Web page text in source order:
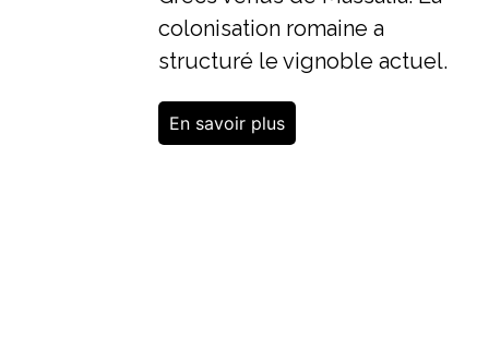
colonisation romaine a
structuré le vignoble actuel.
En savoir plus